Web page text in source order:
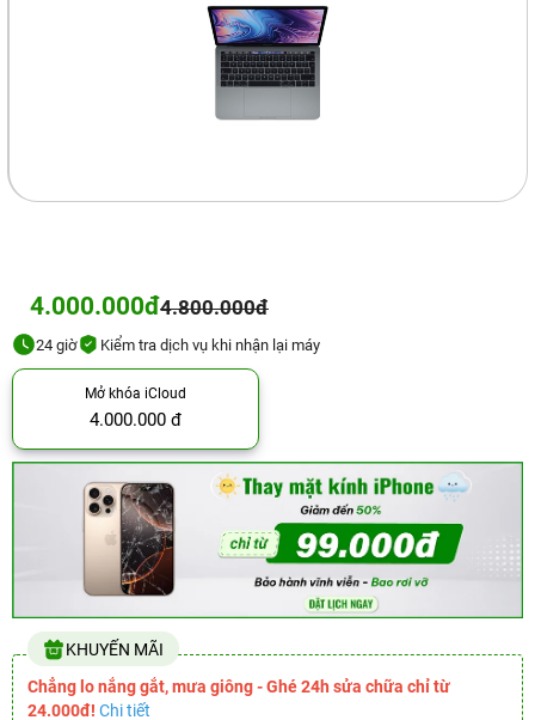
4.000.000đ4.800.000đ
24 giờ Kiểm tra dịch vụ khi nhận lại máy
Mở khóa iCloud
4.000.000 đ
KHUYẾN MÃI
Chẳng lo nắng gắt, mưa giông - Ghé 24h sửa chữa chỉ từ
24.000đ! Chi tiết